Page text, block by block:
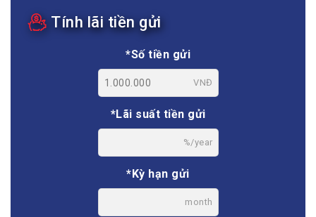
Tính lãi tiền gửi
*Số tiền gửi
VNĐ
*Lãi suất tiền gửi
%/year
*Kỳ hạn gửi
month